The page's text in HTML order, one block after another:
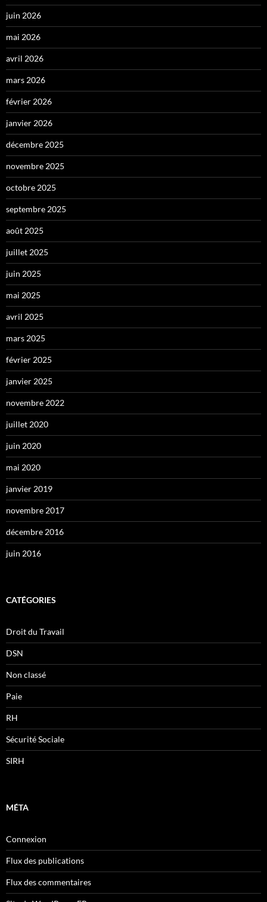
juin 2026
mai 2026
avril 2026
mars 2026
février 2026
janvier 2026
décembre 2025
novembre 2025
octobre 2025
septembre 2025
août 2025
juillet 2025
juin 2025
mai 2025
avril 2025
mars 2025
février 2025
janvier 2025
novembre 2022
juillet 2020
juin 2020
mai 2020
janvier 2019
novembre 2017
décembre 2016
juin 2016
CATÉGORIES
Droit du Travail
DSN
Non classé
Paie
RH
Sécurité Sociale
SIRH
MÉTA
Connexion
Flux des publications
Flux des commentaires